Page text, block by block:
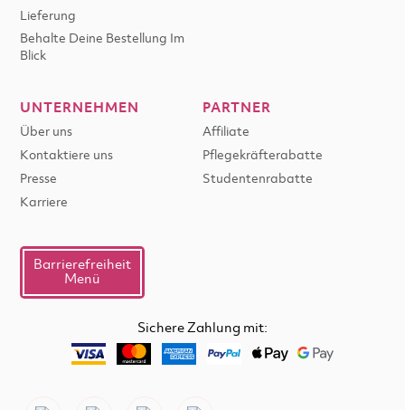
Lieferung
Behalte Deine Bestellung Im
Blick
UNTERNEHMEN
Über uns
Kontaktiere uns
Presse
Karriere
PARTNER
Affiliate
Pflegekräfterabatte
Studentenrabatte
Barrierefreiheit
Menü
Sichere Zahlung mit: